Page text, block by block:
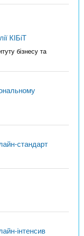
КІБіТ
бізнесу та
стандарт
інтенсив